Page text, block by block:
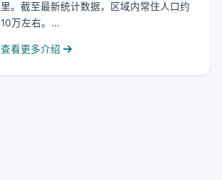
里。截至最新统计数据，区域内常住人口约
10万左右。...
查看更多介绍